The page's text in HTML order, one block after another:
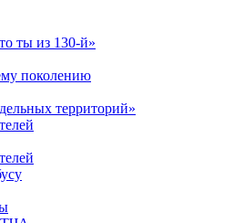
ты из 130-й»
поколению
территорий»